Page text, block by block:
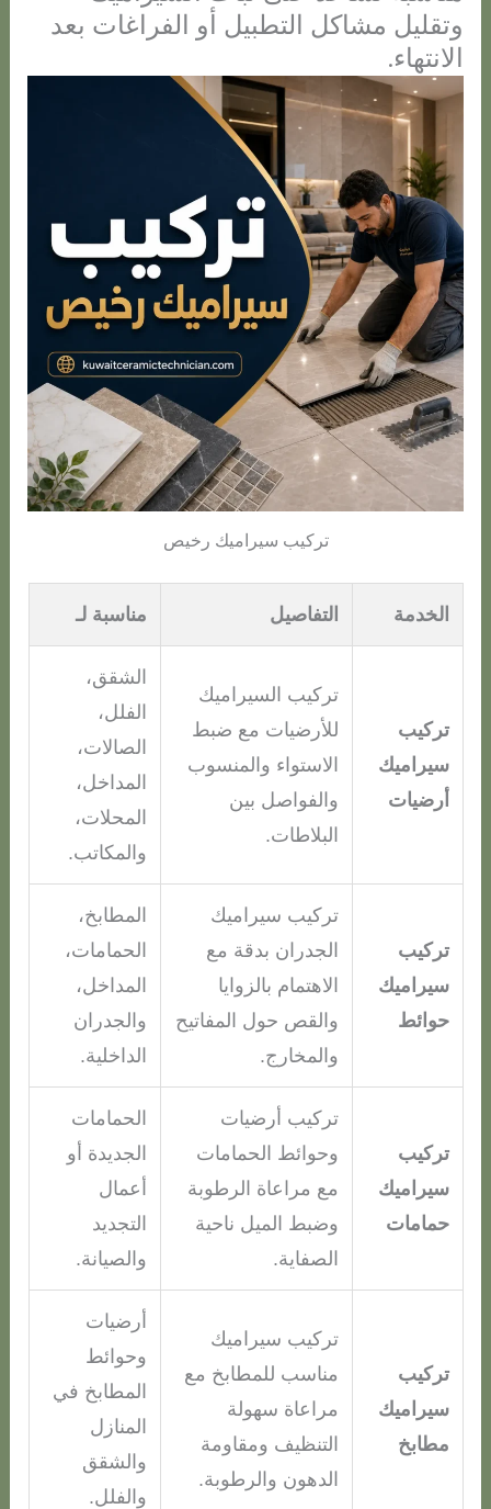
وتقليل مشاكل التطبيل أو الفراغات بعد
الانتهاء.
تركيب سيراميك رخيص
الخدمة التفاصيل مناسبة لـ
تركيب
سيراميك
أرضيات
تركيب السيراميك
للأرضيات مع ضبط
الاستواء والمنسوب
والفواصل بين
البلاطات.
الشقق،
الفلل،
الصالات،
المداخل،
المحلات،
والمكاتب.
تركيب
سيراميك
حوائط
تركيب سيراميك
الجدران بدقة مع
الاهتمام بالزوايا
والقص حول المفاتيح
والمخارج.
المطابخ،
الحمامات،
المداخل،
والجدران
الداخلية.
تركيب
سيراميك
حمامات
تركيب أرضيات
وحوائط الحمامات
مع مراعاة الرطوبة
وضبط الميل ناحية
الصفاية.
الحمامات
الجديدة أو
أعمال
التجديد
والصيانة.
تركيب
سيراميك
مطابخ
تركيب سيراميك
مناسب للمطابخ مع
مراعاة سهولة
التنظيف ومقاومة
الدهون والرطوبة.
أرضيات
وحوائط
المطابخ في
المنازل
والشقق
والفلل.